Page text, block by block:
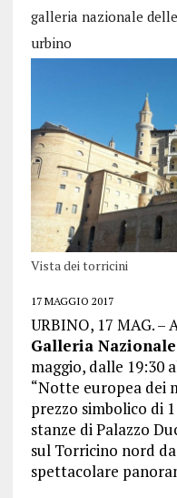
galleria nazionale
urbino
Vista dei torricini
17 MAGGIO 2017
URBINO, 17 MAG.
Galleria
maggio, dalle 19:30
“Notte europea dei
prezzo simbolico di
stanze di Palazzo
sul Torricino nord
spettacolare